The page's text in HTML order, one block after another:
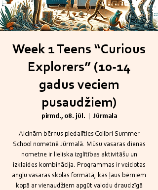
Week 1 Teens “Curious
Explorers” (10-14
gadus veciem
pusaudžiem)
pirmd., 08. jūl. Jūrmala
Aicinām bērnus piedalīties Colibri Summer
School nometnē Jūrmalā. Mūsu vasaras dienas
nometne ir lieliska izglītības aktivitāšu un
izklaides kombinācija. Programmas ir veidotas
angļu vasaras skolas formātā, kas ļaus bērniem
kopā ar vienaudžiem apgūt valodu draudzīgā